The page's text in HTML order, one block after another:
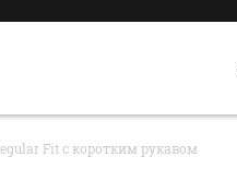
Fit с коротким рукавом